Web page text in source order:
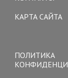
КАРТА САЙТА
ПОЛИТИКА